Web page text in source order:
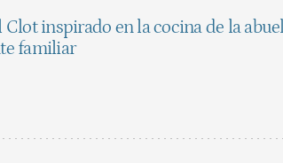
inspirado en la cocina de la
familiar